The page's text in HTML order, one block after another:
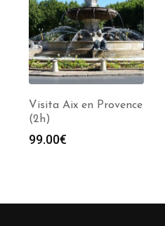
Visita Aix en Provence
(2h)
99.00€